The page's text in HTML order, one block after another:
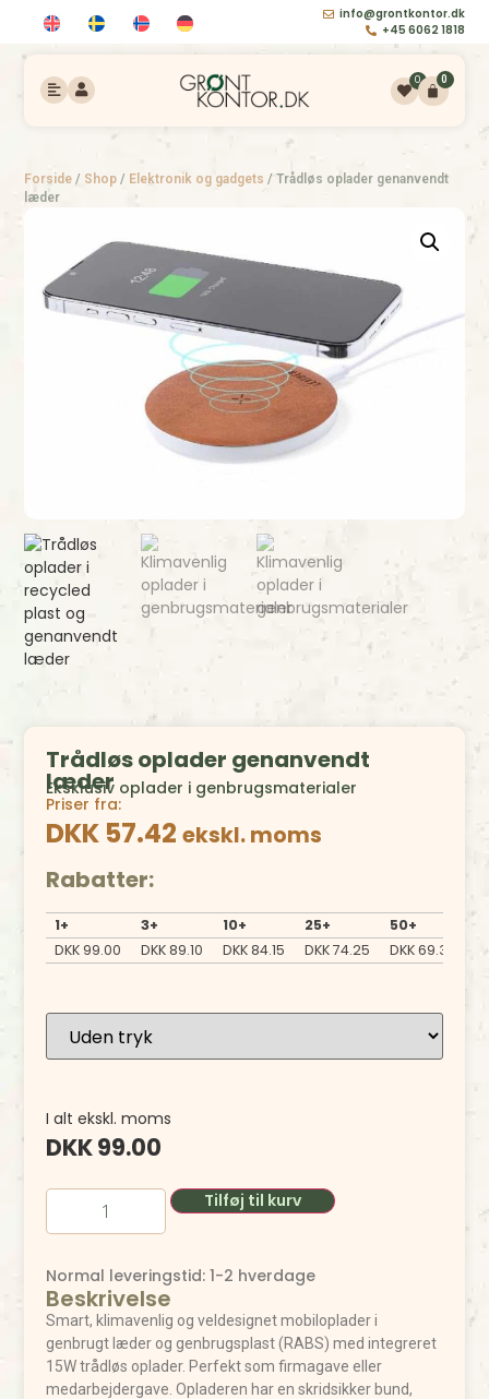
info@grontkontor.dk
+45 6062 1818
0 0
Forside / Shop / Elektronik og gadgets /Trådløs oplader genanvendt
læder
Trådløs oplader genanvendt
læder
Eksklusiv oplader i genbrugsmaterialer
Priser fra:
DKK 57.42ekskl. moms
Rabatter:
1+ 3+ 10+ 25+ 50+
DKK 99.00 DKK89.10 DKK84.15 DKK74.25 DKK69.30
I alt ekskl. moms
DKK99.00
Tilføj til kurv
Normal leveringstid: 1-2 hverdage
Beskrivelse
Smart, klimavenlig og veldesignet mobiloplader i
genbrugt læder og genbrugsplast (RABS) med integreret
15W trådløs oplader. Perfekt som firmagave eller
medarbejdergave. Opladeren har en skridsikker bund,